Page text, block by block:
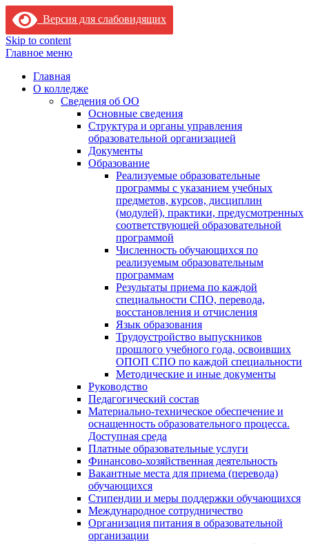
Версия для слабовидящих
Skip to content
Главное меню
Главная
О колледже
Сведения об ОО
Основные сведения
Структура и органы управления
образовательной организацией
Документы
Образование
Реализуемые образовательные
программы с указанием учебных
предметов, курсов, дисциплин
(модулей), практики, предусмотренных
соответствующей образовательной
программой
Численность обучающихся по
реализуемым образовательным
программам
Результаты приема по каждой
специальности СПО, перевода,
восстановления и отчисления
Язык образования
Трудоустройство выпускников
прошлого учебного года, освоивших
ОПОП СПО по каждой специальности
Методические и иные документы
Руководство
Педагогический состав
Материально-техническое обеспечение и
оснащенность образовательного процесса.
Доступная среда
Платные образовательные услуги
Финансово-хозяйственная деятельность
Вакантные места для приема (перевода)
обучающихся
Стипендии и меры поддержки обучающихся
Международное сотрудничество
Организация питания в образовательной
организации